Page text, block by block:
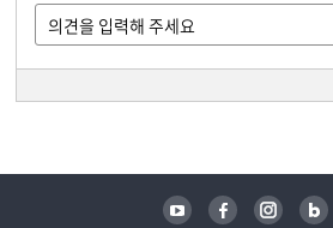
유튜브 페이스북 인스타그램 블로그